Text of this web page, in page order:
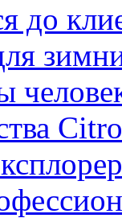
до